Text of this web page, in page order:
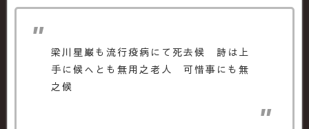
梁川星巌も流行疫病にて死去候 詩は上
手に候へとも無用之老人 可惜事にも無
之候